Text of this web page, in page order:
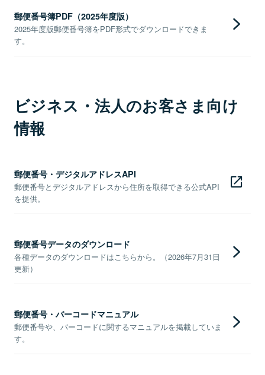
郵便番号簿PDF（2025年度版）
2025年度版郵便番号簿をPDF形式でダウンロードできま
す。
ビジネス・法人のお客さま向け
情報
郵便番号・デジタルアドレスAPI
郵便番号とデジタルアドレスから住所を取得できる公式API
を提供。
郵便番号データのダウンロード
各種データのダウンロードはこちらから。（2026年7月31日
更新）
郵便番号・バーコードマニュアル
郵便番号や、バーコードに関するマニュアルを掲載していま
す。